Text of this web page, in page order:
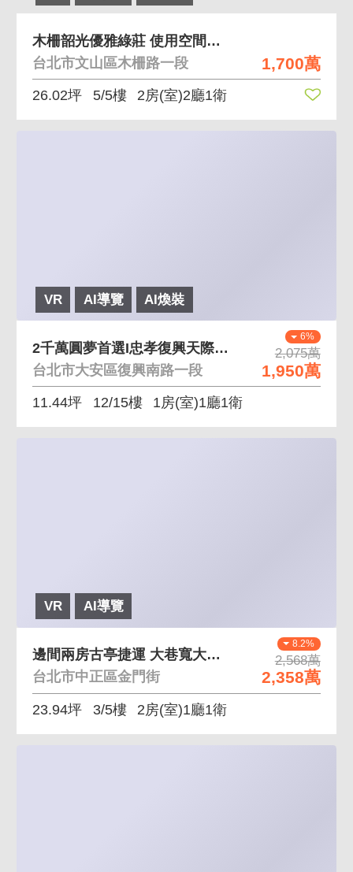
1,700萬
木柵韶光優雅綠莊 使用空間大，小資族首選
台北市文山區木柵路一段
26.02坪 5/5樓 2房(室)2廳1衛
VR AI導覽 AI煥裝
6%
2,075萬
1,950萬
2千萬圓夢首選I忠孝復興天際12樓極景精品戶I 眺
台北市大安區復興南路一段
11.44坪 12/15樓 1房(室)1廳1衛
VR AI導覽
8.2%
2,568萬
2,358萬
邊間兩房古亭捷運 大巷寬大面寬採光極佳
台北市中正區金門街
23.94坪 3/5樓 2房(室)1廳1衛